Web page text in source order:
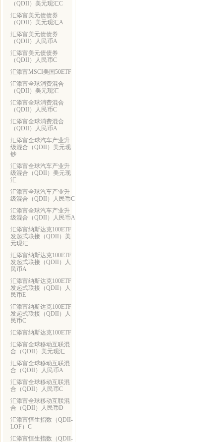
（QDII）美元现汇C
汇添富美元债债券
（QDII）美元现汇A
汇添富美元债债券
（QDII）人民币A
汇添富美元债债券
（QDII）人民币C
汇添富MSCI美国50ETF
汇添富全球消费混合
（QDII）美元现汇
汇添富全球消费混合
（QDII）人民币C
汇添富全球消费混合
（QDII）人民币A
汇添富全球汽车产业升
级混合（QDII）美元现
钞
汇添富全球汽车产业升
级混合（QDII）美元现
汇
汇添富全球汽车产业升
级混合（QDII）人民币C
汇添富全球汽车产业升
级混合（QDII）人民币A
汇添富纳斯达克100ETF
发起式联接（QDII）美
元现汇
汇添富纳斯达克100ETF
发起式联接（QDII）人
民币A
汇添富纳斯达克100ETF
发起式联接（QDII）人
民币E
汇添富纳斯达克100ETF
发起式联接（QDII）人
民币C
汇添富纳斯达克100ETF
汇添富全球移动互联混
合（QDII）美元现汇
汇添富全球移动互联混
合（QDII）人民币A
汇添富全球移动互联混
合（QDII）人民币C
汇添富全球移动互联混
合（QDII）人民币D
汇添富恒生指数（QDII-
LOF）C
汇添富恒生指数（QDII-